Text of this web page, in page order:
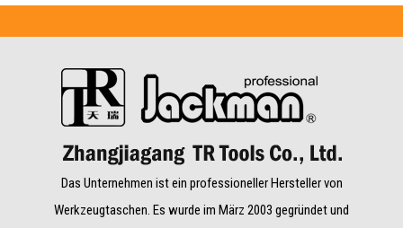
Das Unternehmen ist ein professioneller Hersteller von
Werkzeugtaschen. Es wurde im März 2003 gegründet und